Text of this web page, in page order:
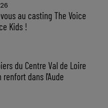
au casting The Voice
Kids !
du Centre Val de Loire
renfort dans l'Aude